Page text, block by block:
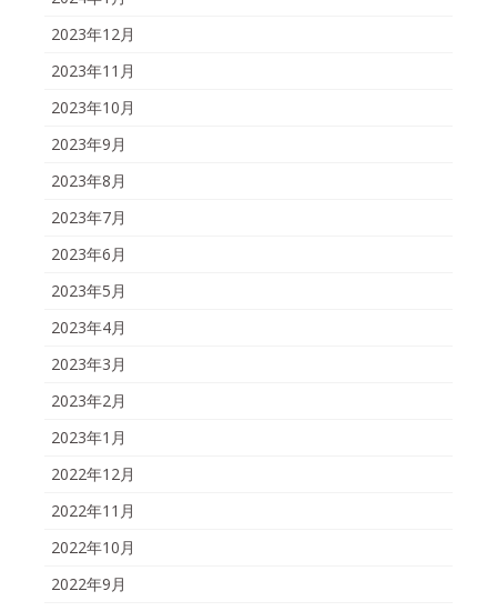
2023年12月
2023年11月
2023年10月
2023年9月
2023年8月
2023年7月
2023年6月
2023年5月
2023年4月
2023年3月
2023年2月
2023年1月
2022年12月
2022年11月
2022年10月
2022年9月